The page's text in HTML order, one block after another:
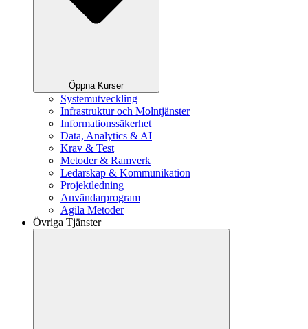
Öppna Kurser
Systemutveckling
Infrastruktur och Molntjänster
Informationssäkerhet
Data, Analytics & AI
Krav & Test
Metoder & Ramverk
Ledarskap & Kommunikation
Projektledning
Användarprogram
Agila Metoder
Övriga Tjänster